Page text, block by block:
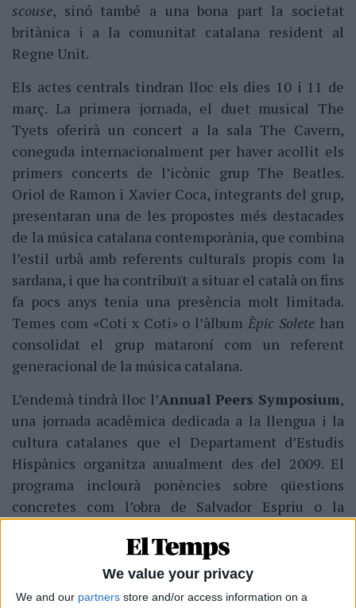
We value your privacy
We and our partners store and/or access information on a
scouse, sinó també a una bona part la societat
britànica i a la comunitat catalana resident al
Regne Unit.
Els actes centrals tindran lloc els dies 10 i 11 de
març. La primera jornada, el duet musical The
Tyets oferirà un concert a la sala The Cavern,
coneguda internacionalment per haver acollit els
primers concerts de l’icònic grup The Beatles.
Oriol de Ramon i Xavier Coca, integrants del grup,
presentaran una de les propostes més destacades
de la música catalana contemporània, que combina
l’estil urbà amb referents culturals propis com la
sardana, i que ha contribuït a situar el català on fins
fa pocs anys tenia una presència molt limitada.
Temes com «Coti x Coti» o l’àlbumÈpic Solete han
consolidat el grup mataroní com un referent
generacional de la música catalana.
L’endemà tindrà lloc l’Annual Peers Symposium,
una jornada acadèmica dedicada a la llengua i la
cultura catalanes que el Departament d’Estudis
Hispànics organitza anualment des del 2009. El
programa inclourà ponències sobre qüestions
concretes com l’obra de Salvador Espriu o la